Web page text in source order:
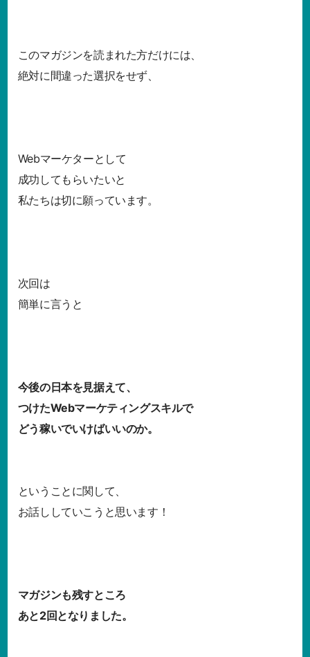
このマガジンを読まれた方だけには、
絶対に間違った選択をせず、
Webマーケターとして
成功してもらいたいと
私たちは切に願っています。
次回は
簡単に言うと
今後の日本を見据えて、
つけたWebマーケティングスキルで
どう稼いでいけばいいのか。
ということに関して、
お話ししていこうと思います！
マガジンも残すところ
あと2回となりました。